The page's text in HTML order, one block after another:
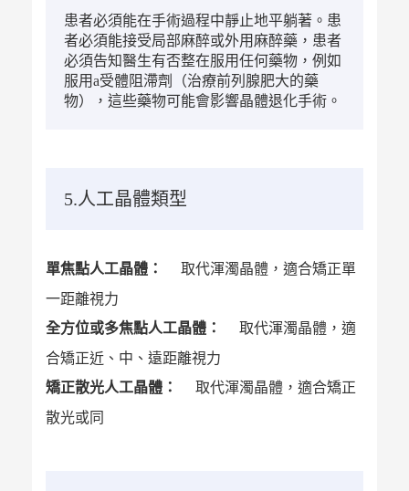
患者必須能在手術過程中靜止地平躺著。患
者必須能接受局部麻醉或外用麻醉藥，患者
必須告知醫生有否整在服用任何藥物，例如
服用a受體阻滯劑（治療前列腺肥大的藥
物），這些藥物可能會影響晶體退化手術。
5.人工晶體類型
單焦點人工晶體：
取代渾濁晶體，適合矯正單
一距離視力
全方位或多焦點人工晶體：
取代渾濁晶體，適
合矯正近、中、遠距離視力
矯正散光人工晶體：
取代渾濁晶體，適合矯正
散光或同